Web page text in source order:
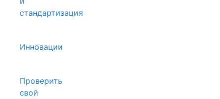
стандартизация
Инновации
Проверить
свой